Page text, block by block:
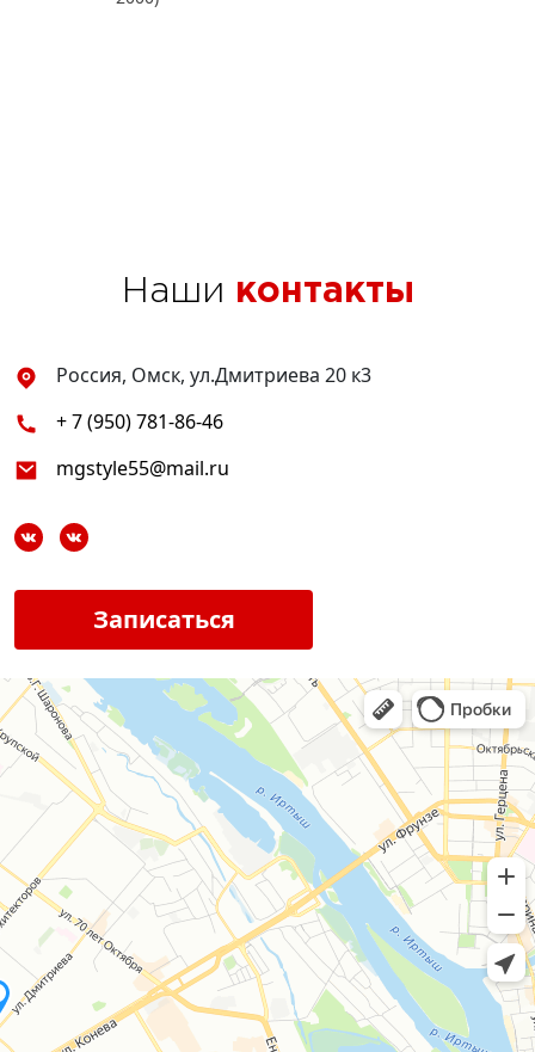
Наши контакты
Россия, Омск, ул.Дмитриева 20 к3
+ 7 (950) 781-86-46
mgstyle55@mail.ru
Записаться